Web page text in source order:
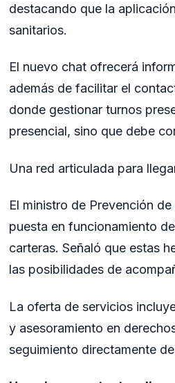
destacando que la
sanitarios.
El nuevo chat ofrecerá
además de facilitar el
donde gestionar turnos
presencial, sino que debe
Una red articulada para
El ministro de Prevención
puesta en funcionamiento
carteras. Señaló que estas
las posibilidades de
La oferta de servicios
y asesoramiento en
seguimiento directamente